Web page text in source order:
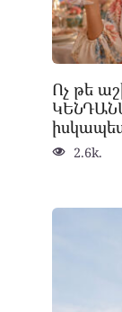
Ոչ թե
2.6k.